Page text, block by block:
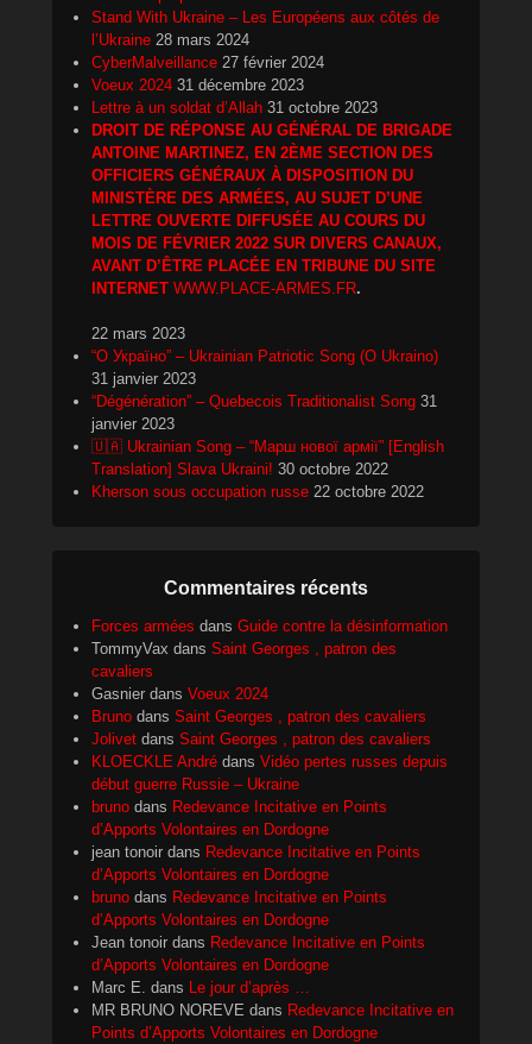
Stand With Ukraine – Les Européens aux côtés de
l’Ukraine 28 mars 2024
CyberMalveillance 27 février 2024
Voeux 2024 31 décembre 2023
Lettre à un soldat d’Allah 31 octobre 2023
DROIT DE RÉPONSE AU GÉNÉRAL DE BRIGADE
ANTOINE MARTINEZ, EN 2ÈME SECTION DES
OFFICIERS GÉNÉRAUX À DISPOSITION DU
MINISTÈRE DES ARMÉES, AU SUJET D’UNE
LETTRE OUVERTE DIFFUSÉE AU COURS DU
MOIS DE FÉVRIER 2022 SUR DIVERS CANAUX,
AVANT D’ÊTRE PLACÉE EN TRIBUNE DU SITE
INTERNET WWW.PLACE-ARMES.FR.
22 mars 2023
“О Україно” – Ukrainian Patriotic Song (O Ukraino)
31 janvier 2023
“Dégénération” – Quebecois Traditionalist Song 31
janvier 2023
🇺🇦 Ukrainian Song – “Марш нової армії” [English
Translation] Slava Ukraini! 30 octobre 2022
Kherson sous occupation russe 22 octobre 2022
Commentaires récents
Forces armées dans Guide contre la désinformation
TommyVax dans Saint Georges , patron des
cavaliers
Gasnier dans Voeux 2024
Bruno dans Saint Georges , patron des cavaliers
Jolivet dans Saint Georges , patron des cavaliers
KLOECKLE André dans Vidéo pertes russes depuis
début guerre Russie – Ukraine
bruno dans Redevance Incitative en Points
d’Apports Volontaires en Dordogne
jean tonoir dans Redevance Incitative en Points
d’Apports Volontaires en Dordogne
bruno dans Redevance Incitative en Points
d’Apports Volontaires en Dordogne
Jean tonoir dans Redevance Incitative en Points
d’Apports Volontaires en Dordogne
Marc E. dans Le jour d’après …
MR BRUNO NOREVE dans Redevance Incitative en
Points d’Apports Volontaires en Dordogne